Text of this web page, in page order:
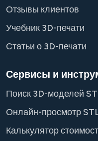
Отзывы клиентов
Учебник 3D-печати
Статьи о 3D-печати
Сервисы и
Поиск 3D-моделей
Онлайн-просмотр
Калькулятор